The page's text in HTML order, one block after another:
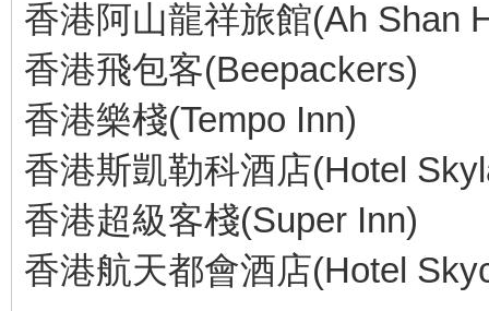
香港阿山龍祥旅館(Ah Shan
香港飛包客(Beepackers)
香港樂棧(Tempo Inn)
香港斯凱勒科酒店(Hotel
香港超級客棧(Super Inn)
香港航天都會酒店(Hotel